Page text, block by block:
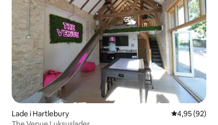
Lade i Hartlebury 4,95 ud af 5 i
4,95 (92)